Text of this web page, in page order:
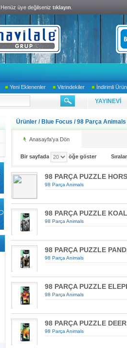
. Henüz üye değilseniz tıklayın
Yeni Eklenenler Vitrindekiler İndirimli
YAYINEVİ
Ürünler / Blue Focus /98 Parça Animals
Anasayfa'ya Dön
Bir sayfada öğe göster
98 PARÇA PUZZLE
98 Parça Animals
98 PARÇA PUZZLE
98 Parça Animals
98 PARÇA PUZZLE
98 Parça Animals
98 PARÇA PUZZLE
98 Parça Animals
98 PARÇA PUZZLE DEER
98 Parça Animals